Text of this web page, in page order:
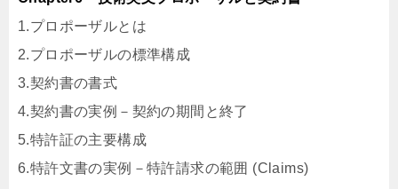
1.プロポーザルとは
2.プロポーザルの標準構成
3.契約書の書式
4.契約書の実例－契約の期間と終了
5.特許証の主要構成
6.特許文書の実例－特許請求の範囲 (Claims)